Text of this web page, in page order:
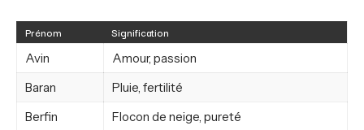
Prénom
Signification
Avin
Amour, passion
Baran
Pluie, fertilité
Berfin
Flocon de neige, pureté